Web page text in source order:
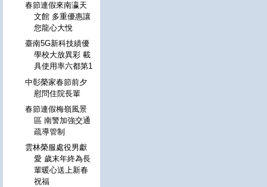
春節連假來南瀛天
文館 多重優惠讓
您龍心大悅
臺南5G新科技績優
學校大放異彩 載
具使用率六都第1
中彰榮家春節前夕
慰問住院長輩
春節連假梅嶺風景
區 南警加強交通
疏導管制
雲林榮服處役男獻
愛 歲末年終為長
輩暖心送上新春
祝福